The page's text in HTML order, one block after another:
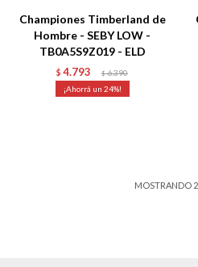
Championes Timberland de
Hombre - SEBY LOW -
TB0A5S9Z019 - ELD
$ 4.793 $ 6.390
24
MOSTRANDO